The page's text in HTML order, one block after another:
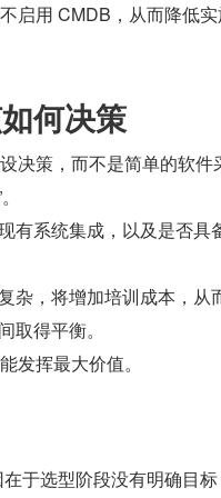
启用 CMDB，从而降低
何决策
决策，而不是简单的软件
有系统集成，以及是否具
杂，将增加培训成本，从
得平衡。
发挥最大价值。
于选型阶段没有明确目